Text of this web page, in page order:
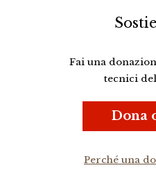
Fai una
tecnici
Dona
Perché una